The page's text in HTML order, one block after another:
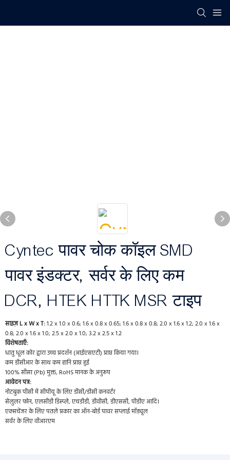
Cyntec पावर चोक कॉइल SMD
पावर इंडक्टर, सर्वर के लिए कम
DCR, HTEK HTTK MSR टाइप
साइज़ L x W x T:1.2 x 1.0 x 0.6; 1.6 x 0.8 x 0.65; 1.6 x 0.8 x 0.8; 2.0 x 1.6 x 1.2; 2.0 x 1.6 x
0.8; 2.0 x 1.6 x 1.0; 2.5 x 2.0 x 1.0; 3.2 x 2.5 x 1.2
विशेषताएँ:
धातु धूल कोर द्वारा उच्च प्रदर्शन (आईएसएटी) प्राप्त किया गया।
कम डीसीआर के साथ कम हानि प्राप्त हुई
100% सीसा (Pb) मुक्त, RoHS मानक के अनुरूप
आवेदन पत्र:
नोटबुक पीसी में सीपीयू के लिए डीसी/डीसी कनवर्टर
सेलुलर फोन, एलसीडी डिस्प्ले, एचडीडी, डीवीसी, डीएससी, पीडीए आदि।
एक्सचेंजर के लिए पतले प्रकार का ऑन-बोर्ड पावर सप्लाई मॉड्यूल
सर्वर के लिए वीआरएम